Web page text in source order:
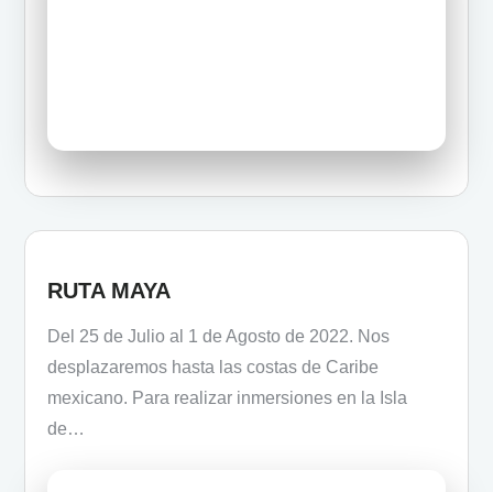
RUTA MAYA
Del 25 de Julio al 1 de Agosto de 2022. Nos
desplazaremos hasta las costas de Caribe
mexicano. Para realizar inmersiones en la Isla
de…